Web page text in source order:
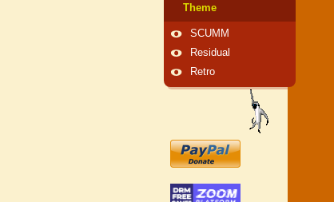
Theme
SCUMM
Residual
Retro